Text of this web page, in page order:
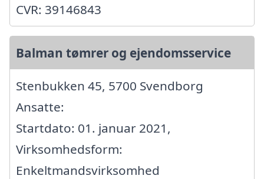
CVR: 39146843
Balman tømrer og ejendomsservice
Stenbukken 45, 5700 Svendborg
Ansatte:
Startdato: 01. januar 2021,
Virksomhedsform:
Enkeltmandsvirksomhed